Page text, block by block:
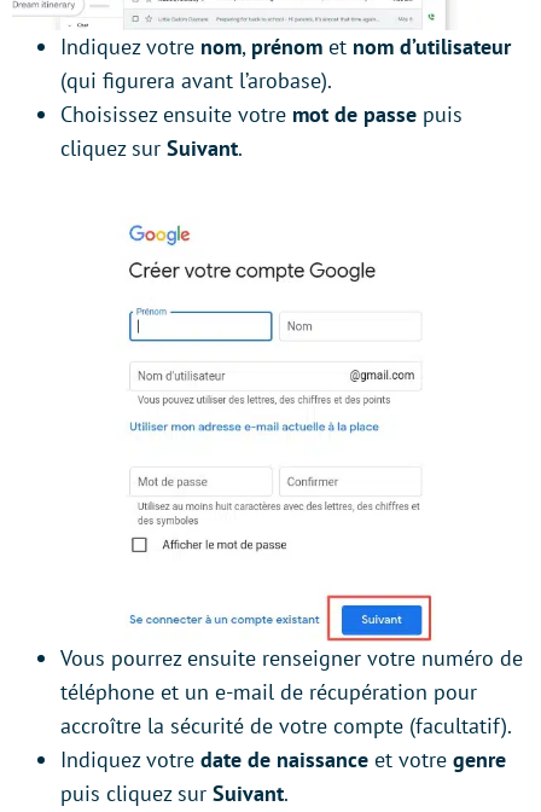
Indiquez votre nom, prénom et nom d’utilisateur
(qui figurera avant l’arobase).
Choisissez ensuite votre mot de passe puis
cliquez sur Suivant.
Vous pourrez ensuite renseigner votre numéro de
téléphone et un e-mail de récupération pour
accroître la sécurité de votre compte (facultatif).
Indiquez votre date de naissance et votre genre
puis cliquez sur Suivant.